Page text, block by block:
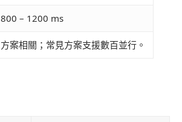
800 – 1200 ms
方案相關；常見方案支援數百並行。